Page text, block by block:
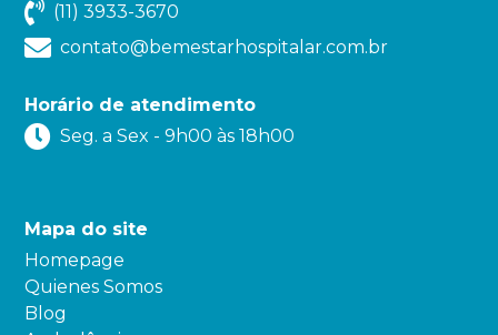
(11) 3933-3670
contato@bemestarhospitalar.com.br
Horário de atendimento
Seg. a Sex - 9h00 às 18h00
Mapa do site
Homepage
Quienes Somos
Blog